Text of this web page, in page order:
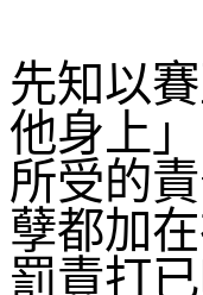
先知以
他身上
所受的
孽都加
罰責打